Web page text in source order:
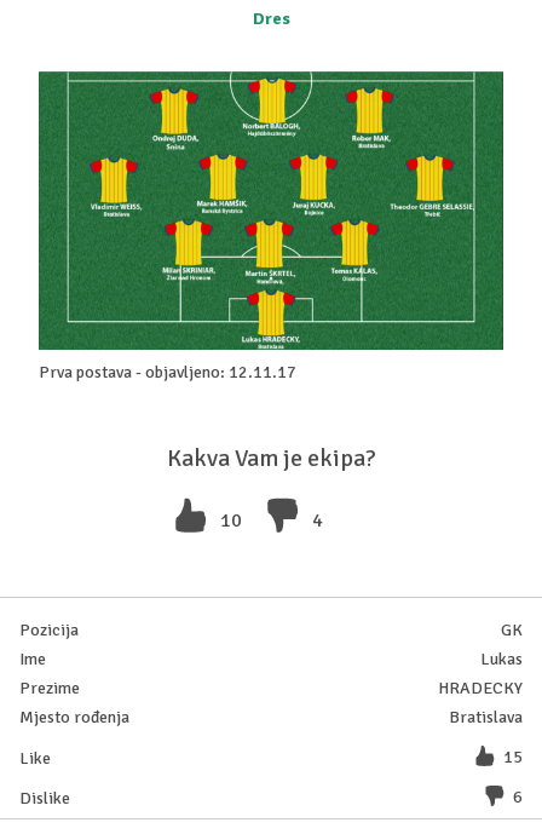
Dres
Kakva Vam je ekipa?
10 4
Prva postava - objavljeno: 12.11.17
GK
Lukas
HRADECKY
Bratislava
15
6